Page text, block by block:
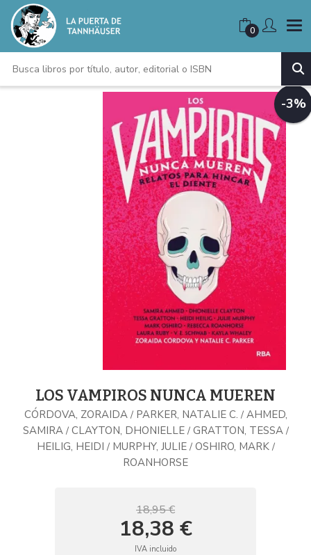
0
-3%
LOS VAMPIROS NUNCA MUEREN
CÓRDOVA, ZORAIDA / PARKER, NATALIE C. / AHMED,
SAMIRA / CLAYTON, DHONIELLE / GRATTON, TESSA /
HEILIG, HEIDI / MURPHY, JULIE / OSHIRO, MARK /
ROANHORSE
18,95 €
18,38 €
IVA incluido